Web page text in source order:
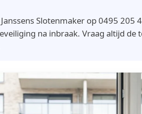
Slotenmaker op 0495 205
na inbraak. Vraag altijd de